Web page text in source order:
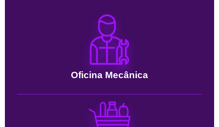
Oficina Mecânica